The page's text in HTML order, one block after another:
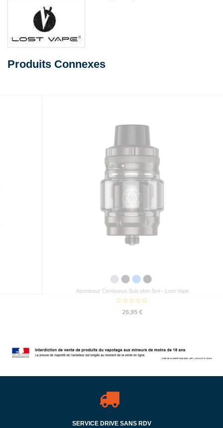
Produits Connexes
Bleu
Gun
Atomiseur Centaurus Sub ohm 5ml - Lost Vape
SERVICE DRIVE SANS RDV